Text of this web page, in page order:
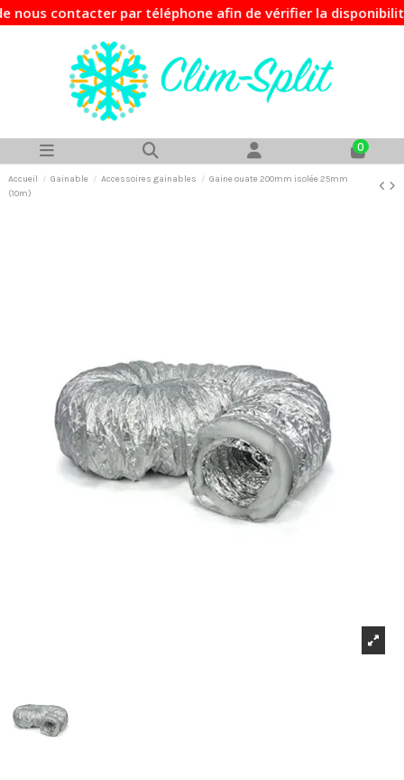
par téléphone afin de vérifier la disponibilité
0
Accueil Gainable Accessoires gainables
Gaine ouate 200mm isolée 25mm
(10m)